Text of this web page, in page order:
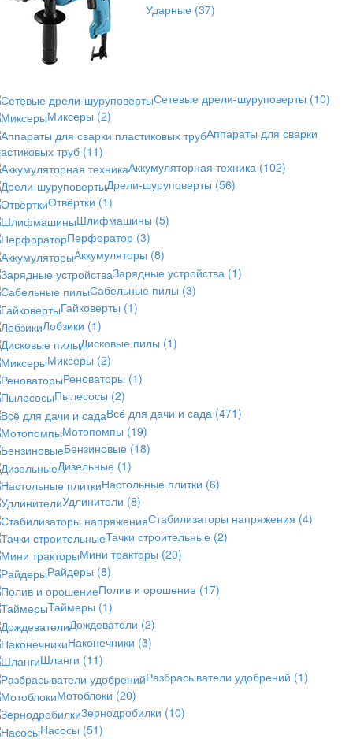
Ударные (37)
Сетевые дрели-шуруповерты (10)
Миксеры (2)
Аппараты для сварки
труб (11)
Аккумуляторная техника (102)
Дрели-шуруповерты (56)
Отвёртки (1)
Шлифмашины (5)
Перфоратор (3)
Аккумуляторы (8)
Зарядные устройства (1)
Сабельные пилы (3)
Гайковерты (1)
Лобзики (1)
Дисковые пилы (1)
Миксеры (2)
Реноваторы (1)
Пылесосы (2)
Всё для дачи и сада (471)
Мотопомпы (19)
Бензиновые (18)
Дизельные (1)
Настольные плитки (6)
Удлинители (8)
Стабилизаторы напряжения (4)
Тачки строительные (2)
Мини тракторы (20)
Райдеры (8)
Полив и орошение (17)
Таймеры (1)
Дождеватели (2)
Наконечники (3)
Шланги (11)
Разбрасыватели удобрений (1)
Мотоблоки (20)
Зернодробилки (10)
Насосы (51)